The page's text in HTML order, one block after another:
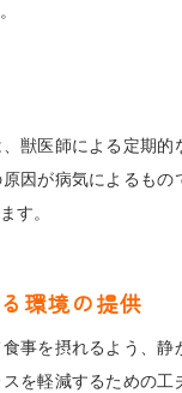
獣医師による定期的
因が病気によるもの
す。
環境の提供
事を摂れるよう、静
を軽減するための工